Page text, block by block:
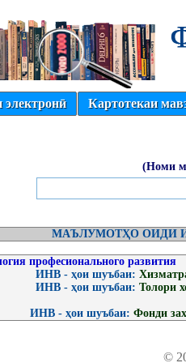
электронӣ
Картотекаи
(Номи
МАЪЛУМОТҲО ОИДИ
професионального развития
ИНВ - ҳои шуъбаи:
ИНВ - ҳои шуъбаи: Толори
ИНВ - ҳои шуъбаи: Фонди
©